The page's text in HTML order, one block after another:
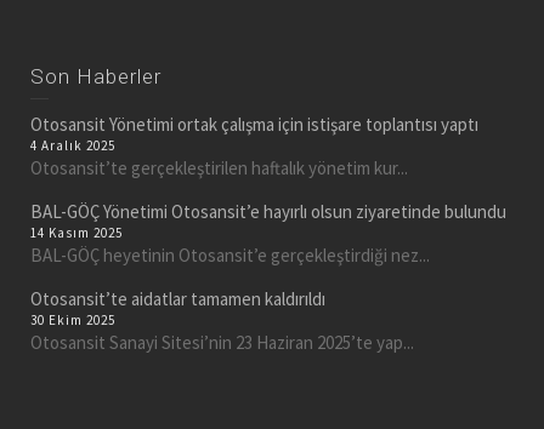
Son Haberler
Otosansit Yönetimi ortak çalışma için istişare toplantısı yaptı
4 Aralık 2025
Otosansit’te gerçekleştirilen haftalık yönetim kur...
BAL-GÖÇ Yönetimi Otosansit’e hayırlı olsun ziyaretinde bulundu
14 Kasım 2025
BAL-GÖÇ heyetinin Otosansit’e gerçekleştirdiği nez...
Otosansit’te aidatlar tamamen kaldırıldı
30 Ekim 2025
Otosansit Sanayi Sitesi’nin 23 Haziran 2025’te yap...